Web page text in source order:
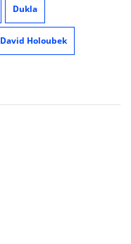
Dukla
David Holoubek